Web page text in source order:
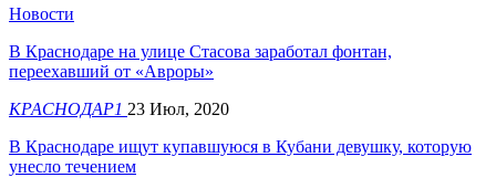
Новости
В Краснодаре на улице Стасова заработал фонтан,
переехавший от «Авроры»
КРАСНОДАР1 23 Июл, 2020
В Краснодаре ищут купавшуюся в Кубани девушку, которую
унесло течением